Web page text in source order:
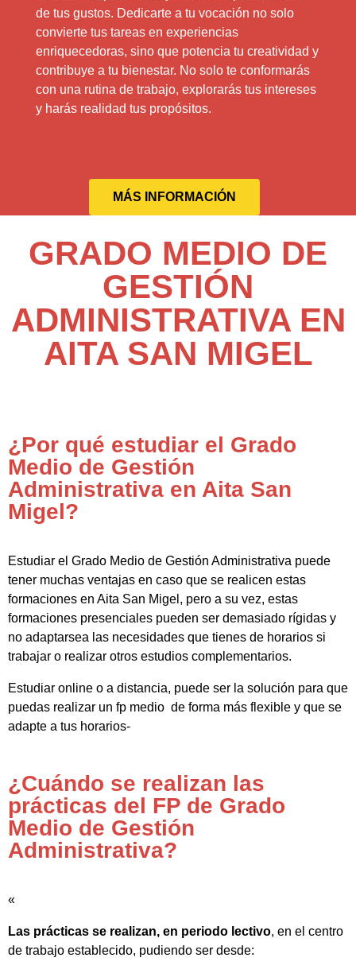
de tus gustos. Dedicarte a tu vocación no solo
convierte tus tareas en experiencias
enriquecedoras, sino que potencia tu creatividad y
contribuye a tu bienestar. No solo te conformarás
con una rutina de trabajo, explorarás tus intereses
y harás realidad tus propósitos.
MÁS INFORMACIÓN
GRADO MEDIO DE
GESTIÓN
ADMINISTRATIVA EN
AITA SAN MIGEL
¿Por qué estudiar el Grado
Medio de Gestión
Administrativa en Aita San
Migel?
Estudiar el Grado Medio de Gestión Administrativa puede
tener muchas ventajas en caso que se realicen estas
formaciones en Aita San Migel, pero a su vez, estas
formaciones presenciales pueden ser demasiado rígidas y
no adaptarsea las necesidades que tienes de horarios si
trabajar o realizar otros estudios complementarios.
Estudiar online o a distancia, puede ser la solución para que
puedas realizar un fp medio de forma más flexible y que se
adapte a tus horarios-
¿Cuándo se realizan las
prácticas del FP de Grado
Medio de Gestión
Administrativa?
«
Las prácticas se realizan, en periodo lectivo, en el centro
de trabajo establecido, pudiendo ser desde: